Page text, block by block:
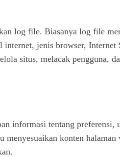
log file. Biasanya log file
jenis browser,
situs, melacak pengguna,
informasi tentang
menyesuaikan konten